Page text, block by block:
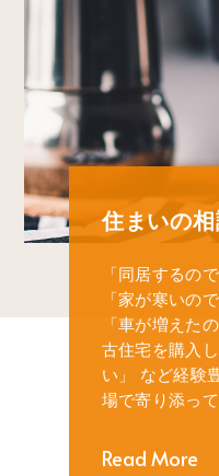
住まいの
「同居するの
「家が寒いの
「車が増えた
古住宅を購入
い」
など経験
場で寄り添っ
Read More